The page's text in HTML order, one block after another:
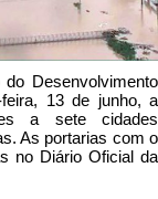
Desenvolvimento
13 de junho, a
a sete cidades
As portarias com o
no Diário Oficial da